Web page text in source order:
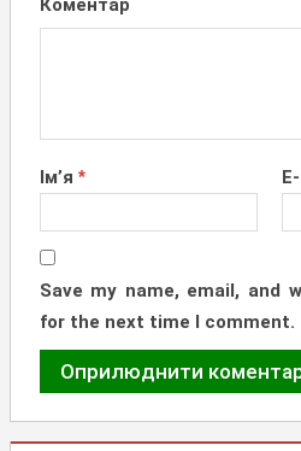
Коментар
Ім’я *
Save my name, email, and
for the next time I comment.